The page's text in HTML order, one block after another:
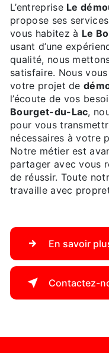
L’entreprise Le
propose ses
vous habitez à Le
usant d’une
qualité, nous
satisfaire. Nous
votre projet de
l’écoute de vos
Bourget-du-Lac,
pour vous
nécessaires à votre
Notre métier est
partager avec vous
de réussir. Toute
travaille avec
En savoir
Contactez-